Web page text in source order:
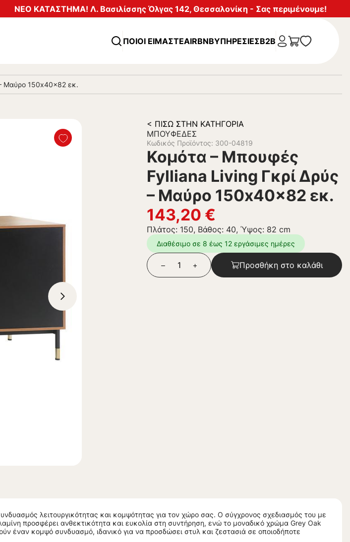
ΝΕΟ ΚΑΤΑΣΤΗΜΑ! Λ. Βασιλίσσης Όλγας 142, Θεσσαλονίκη - Σας περιμένουμε!
ΠΟΙΟΙ ΕΙΜΑΣΤΕAIRBNBΥΠΗΡΕΣΊΕΣB2B
Μαύρο 150x40x82 εκ.
< ΠΊΣΩ ΣΤΗΝ ΚΑΤΗΓΟΡΊΑ
ΜΠΟΥΦΈΔΕΣ
Κωδικός Προϊόντος: 300-04819
Κομότα – Μπουφές
Fylliana Living Γκρί Δρύς
– Μαύρο 150x40x82 εκ.
143,20 €
Πλάτος: 150, Βάθος: 40, Ύψος: 82 cm
Διαθέσιμο σε 8 έως 12 εργάσιμες ημέρες
Προσθήκη στο καλάθι
λειτουργικότητας και κομψότητας για τον χώρο σας. Ο σύγχρονος σχεδιασμός του με
προσφέρει ανθεκτικότητα και ευκολία στη συντήρηση, ενώ το μοναδικό χρώμα Grey Oak
έναν κομψό συνδυασμό, ιδανικό για να προσδώσει στυλ και ζεστασιά σε οποιοδήποτε